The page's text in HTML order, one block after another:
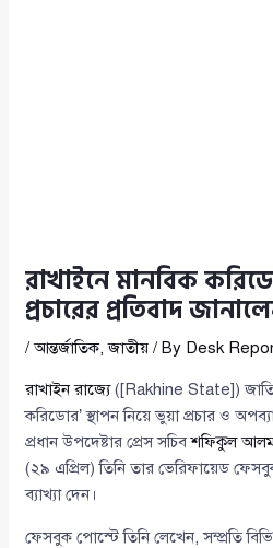
রাখাইনে মানবিক
প্রচারের প্রতিবাদ
/আন্তর্জাতিক,জাতীয় / By Desk
রাখাইন রাজ্যে([Rakhine State])
করিডোর’ স্থাপন নিয়ে ভুয়া প্রচার ও
প্রধান উপদেষ্টার প্রেস সচিবশফিকুল
(২৯ এপ্রিল) তিনি তার ভেরিফায়েড
ব্যাখ্যা দেন।
ফেসবুক পোস্টে তিনি লেখেন, সম্প্রতি